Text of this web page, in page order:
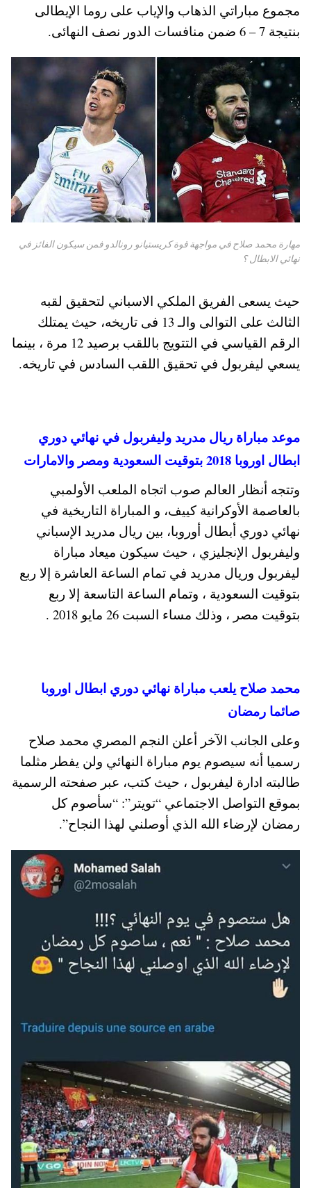
مجموع مباراتي الذهاب والإياب على روما الإيطالى
بنتيجة 7 – 6 ضمن منافسات الدور نصف النهائى.
مهارة محمد صلاح في مواجهة قوة كريستيانو رونالدو فمن سيكون الفائز في
نهائي الابطال ؟
حيث يسعى الفريق الملكي الاسباني لتحقيق لقبه
الثالث على التوالى والـ 13 فى تاريخه، حيث يمتلك
الرقم القياسي في التتويج باللقب برصيد 12 مرة ، بينما
يسعي ليفربول في تحقيق اللقب السادس في تاريخه.
موعد مباراة ريال مدريد وليفربول في نهائي دوري
ابطال اوروبا 2018 بتوقيت السعودية ومصر والامارات
وتتجه أنظار العالم صوب اتجاه الملعب الأولمبي
بالعاصمة الأوكرانية كييف، و المباراة التاريخية في
نهائي دوري أبطال أوروبا، بين ريال مدريد الإسباني
وليفربول الإنجليزي ، حيث سيكون ميعاد مباراة
ليفربول وريال مدريد في تمام الساعة العاشرة إلا ربع
بتوقيت السعودية ، وتمام الساعة التاسعة إلا ربع
بتوقيت مصر ، وذلك مساء السبت 26 مايو 2018 .
محمد صلاح يلعب مباراة نهائي دوري ابطال اوروبا
صائما رمضان
وعلى الجانب الآخر أعلن النجم المصري محمد صلاح
رسميا أنه سيصوم يوم مباراة النهائي ولن يفطر مثلما
طالبته ادارة ليفربول ، حيث كتب، عبر صفحته الرسمية
بموقع التواصل الاجتماعي “تويتر”: “سأصوم كل
رمضان لإرضاء الله الذي أوصلني لهذا النجاح”.